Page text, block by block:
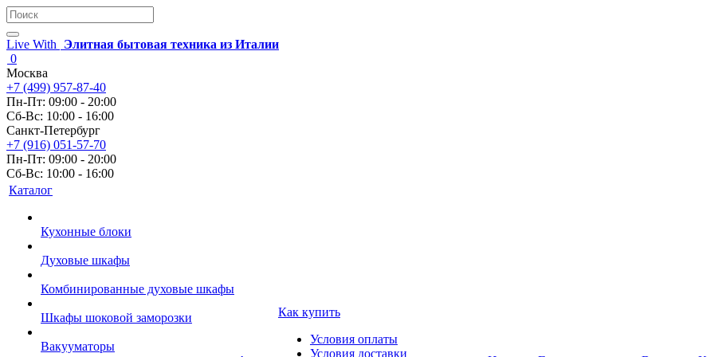
Live With
Элитная бытовая техника из Италии
0
Москва
+7 (499) 957-87-40
Пн-Пт: 09:00 - 20:00
Сб-Вс: 10:00 - 16:00
Санкт-Петербург
+7 (916) 051-57-70
Пн-Пт: 09:00 - 20:00
Сб-Вс: 10:00 - 16:00
Каталог
Кухонные блоки
Духовые шкафы
Комбинированные духовые шкафы
Шкафы шоковой заморозки
Вакууматоры
Как купить
Условия оплаты
Условия доставки